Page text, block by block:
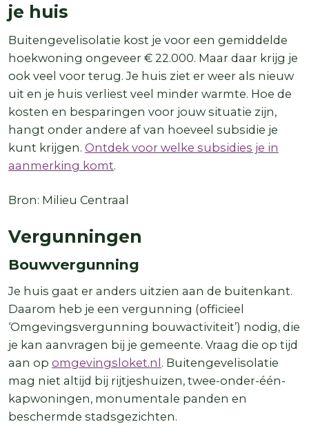
je huis
Buitengevelisolatie kost je voor een gemiddelde
hoekwoning ongeveer € 22.000. Maar daar krijg je
ook veel voor terug. Je huis ziet er weer als nieuw
uit en je huis verliest veel minder warmte. Hoe de
kosten en besparingen voor jouw situatie zijn,
hangt onder andere af van hoeveel subsidie je
kunt krijgen. Ontdek voor welke subsidies je in
aanmerking komt.
Bron: Milieu Centraal
Vergunningen
Bouwvergunning
Je huis gaat er anders uitzien aan de buitenkant.
Daarom heb je een vergunning (officieel
‘Omgevingsvergunning bouwactiviteit’) nodig, die
je kan aanvragen bij je gemeente. Vraag die op tijd
aan op omgevingsloket.nl. Buitengevelisolatie
mag niet altijd bij rijtjeshuizen, twee-onder-één-
kapwoningen, monumentale panden en
beschermde stadsgezichten.